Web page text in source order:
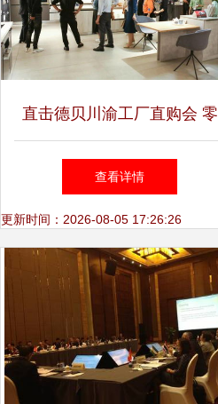
直击德贝川渝工厂直购会 零
距离体验匠心制造，一站式享
钜惠盛宴圆满落幕
查看详情
更新时间：2026-08-05 17:26:26